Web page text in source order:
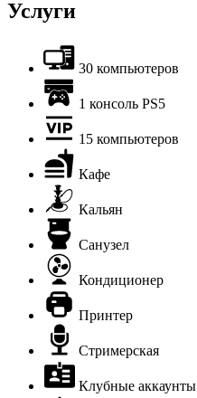
Услуги
30 компьютеров
1 консоль PS5
15 компьютеров
Кафе
Кальян
Санузел
Кондиционер
Принтер
Стримерская
Клубные аккаунты